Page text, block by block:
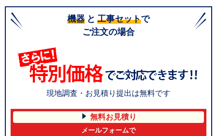
機器 と 工事セットで
ご注文の場合
現地調査・お見積り提出は無料です
無料お見積り
メールフォームで